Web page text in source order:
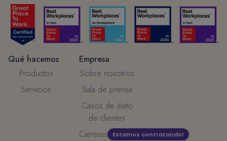
Qué hacemos
Productos
Servicios
Empresa
Sobre nosotros
Sala de prensa
Casos de éxito
de clientes
Carreras
Estamos contratando!